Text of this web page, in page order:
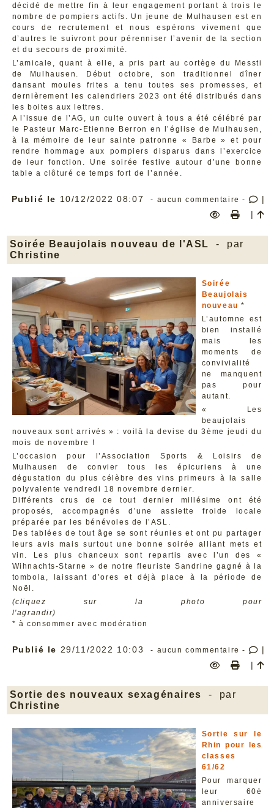
décidé de mettre fin à leur engagement portant à trois le
nombre de pompiers actifs. Un jeune de Mulhausen est en
cours de recrutement et nous espérons vivement que
d’autres le suivront pour pérenniser l’avenir de la section
et du secours de proximité.
L’amicale, quant à elle, a pris part au cortège du Messti
de Mulhausen. Début octobre, son traditionnel dîner
dansant moules frites a tenu toutes ses promesses, et
dernièrement les calendriers 2023 ont été distribués dans
les boites aux lettres.
A l’issue de l’AG, un culte ouvert à tous a été célébré par
le Pasteur Marc-Etienne Berron en l’église de Mulhausen,
à la mémoire de leur sainte patronne « Barbe » et pour
rendre hommage aux pompiers disparus dans l’exercice
de leur fonction. Une soirée festive autour d’une bonne
table a clôturé ce temps fort de l’année.
Publié le 10/12/2022 08:07- aucun commentaire -
|
|
Soirée Beaujolais nouveau de l'ASL
- par
Christine
Soirée
Beaujolais
nouveau *
L’automne est
bien installé
mais les
moments de
convivialité
ne manquent
pas pour
autant.
« Les
beaujolais
nouveaux sont arrivés » : voilà la devise du 3ème jeudi du
mois de novembre !
L’occasion pour l’Association Sports & Loisirs de
Mulhausen de convier tous les épicuriens à une
dégustation du plus célèbre des vins primeurs à la salle
polyvalente vendredi 18 novembre dernier.
Différents crus de ce tout dernier millésime ont été
proposés, accompagnés d’une assiette froide locale
préparée par les bénévoles de l’ASL.
Des tablées de tout âge se sont réunies et ont pu partager
leurs avis mais surtout une bonne soirée alliant mets et
vin. Les plus chanceux sont repartis avec l’un des «
Wihnachts-Starne » de notre fleuriste Sandrine gagné à la
tombola, laissant d’ores et déjà place à la période de
Noël.
(cliquez sur la photo pour
l'agrandir)
* à consommer avec modération
Publié le 29/11/2022 10:03- aucun commentaire -
|
|
Sortie des nouveaux sexagénaires
- par
Christine
Sortie sur le
Rhin pour les
classes
61/62
Pour marquer
leur 60è
anniversaire